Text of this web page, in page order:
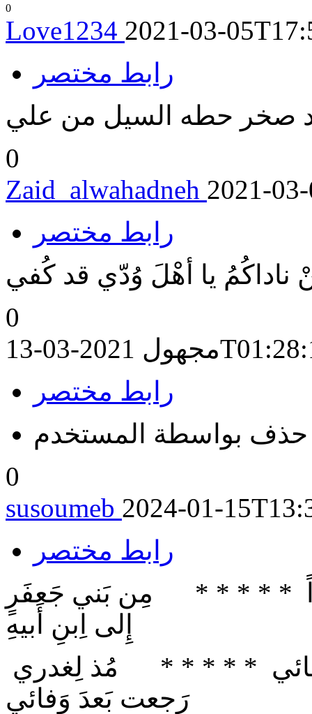
0
Love1234 2021-03-
رابط مختصر
صخر حطه السيل من علي
0
Zaid_alwahadneh 2021-
رابط مختصر
ناداكُمُ يا أهْلَ وُدّي قد كُفي
0
مجهول2021-03-
رابط مختصر
حذف بواسطة المستخدم
0
susoumeb 2024-01-
رابط مختصر
* * * * * مِن بَني جَعفَرٍ
إِلى اِبنِ أَبيهِ
رَجعت بَعدَ وَفائي